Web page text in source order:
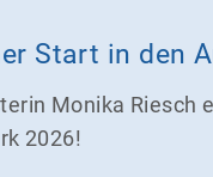
Start in den
Monika Riesch
2026!